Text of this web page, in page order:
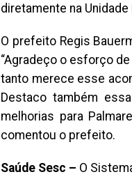
diretamente na Unidade
O prefeito Regis
“Agradeço o esforço
tanto merece esse
Destaco também
melhorias para
comentou o prefeito.
Saúde Sesc – O